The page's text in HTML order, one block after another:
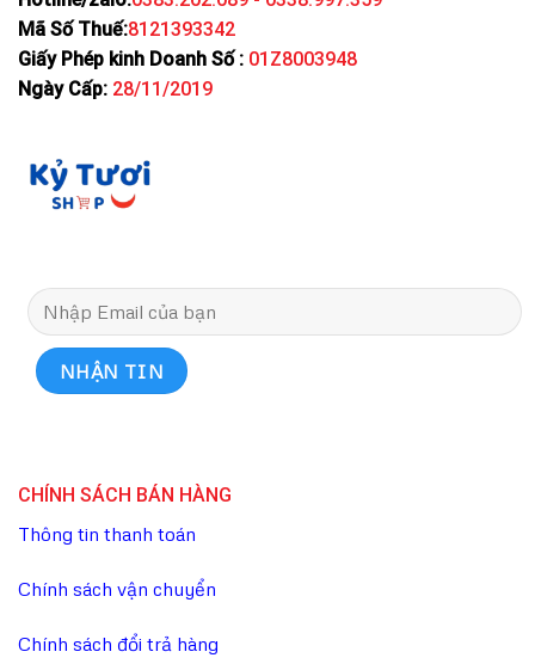
Mã Số Thuế:8121393342
Giấy Phép kinh Doanh Số : 01Z8003948
Ngày Cấp: 28/11/2019
CHÍNH SÁCH BÁN HÀNG
Thông tin thanh toán
Chính sách vận chuyển
Chính sách đổi trả hàng